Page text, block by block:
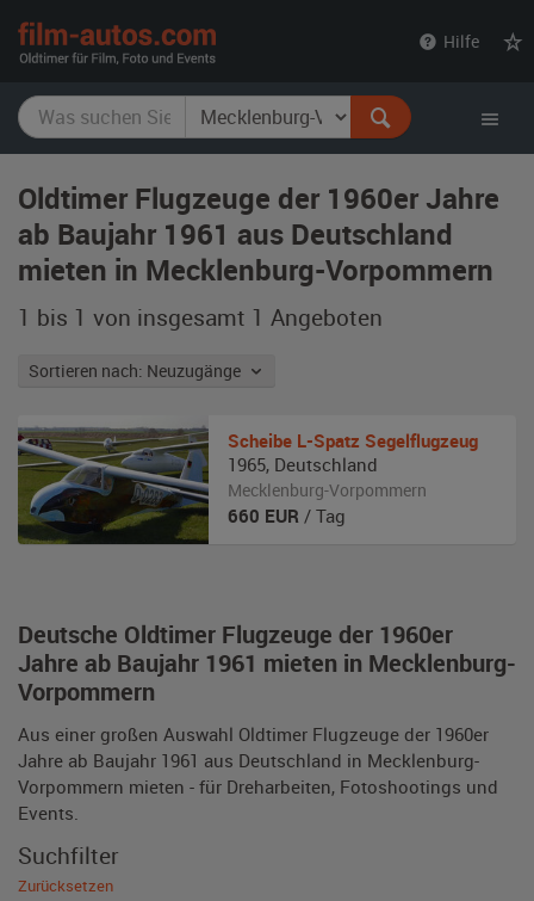
Hilfe
Oldtimer Flugzeuge der 1960er Jahre
ab Baujahr 1961 aus Deutschland
mieten in Mecklenburg-Vorpommern
1 bis 1 von insgesamt 1 Angeboten
Sortieren nach: Neuzugänge
Deutsche Oldtimer Flugzeuge der 1960er
Jahre ab Baujahr 1961 mieten in Mecklenburg-
Vorpommern
Aus einer großen Auswahl Oldtimer Flugzeuge der 1960er
Jahre ab Baujahr 1961 aus Deutschland in Mecklenburg-
Vorpommern mieten - für Dreharbeiten, Fotoshootings und
Events.
Scheibe L-Spatz Segelflugzeug
1965, Deutschland
Mecklenburg-Vorpommern
660 EUR / Tag
Suchfilter
Zurücksetzen